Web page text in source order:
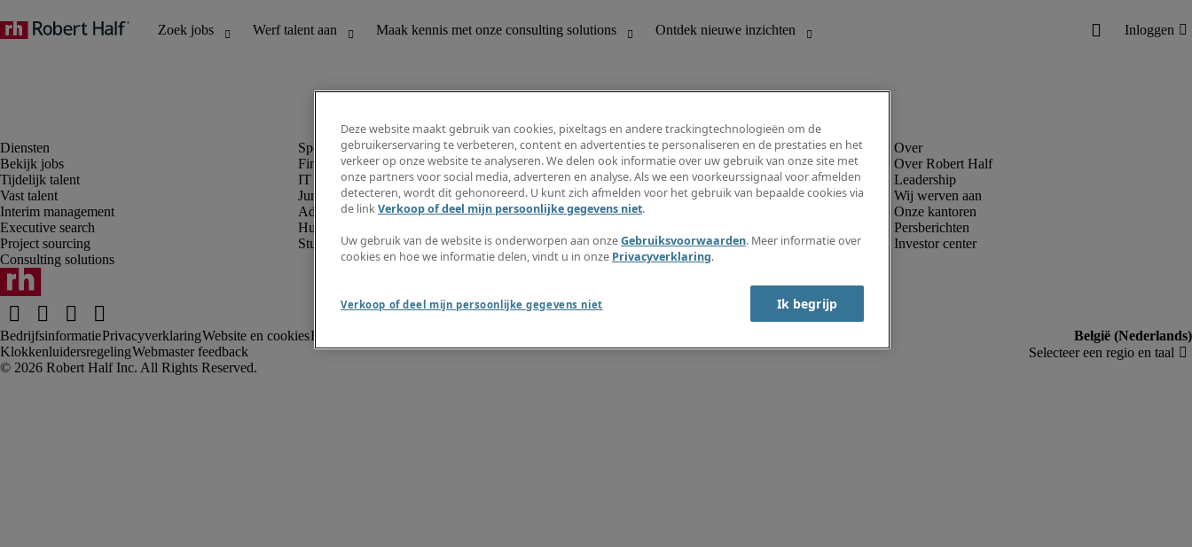
Bekijk jobs
Tijdelijk talent
Vast talent
Interim management
Executive search
Project sourcing
Consulting solutions
Finance en boekhouding
IT en digital
Juridisch
Administratie en office support
Human resources
Student
Ontdek nieuwe inzichten
Jobomschrijvingen
Salarisgids
Timesheets
Maak een jobalert aan
Informatiecentrum
Over Robert Half
Leadership
Wij werven aan
Onze kantoren
Persberichten
Investor center
BedrijfsinformatiePrivacyverklaringWebsite en cookiesRekruteringsvoorwaarden
KlokkenluidersregelingWebmaster feedback
Deze website maakt gebruik van cookies, pixeltags en andere trackingtechnologieën om de
gebruikerservaring te verbeteren, content en advertenties te personaliseren en de prestaties en het
verkeer op onze website te analyseren. We delen ook informatie over uw gebruik van onze site met
onze partners voor social media, adverteren en analyse. Als we een voorkeurssignaal voor afmelden
detecteren, wordt dit gehonoreerd. U kunt zich afmelden voor het gebruik van bepaalde cookies via
de linkVerkoop of deel mijn persoonlijke gegevens niet.
Uw gebruik van de website is onderworpen aan onzeGebruiksvoorwaarden. Meer informatie over
cookies en hoe we informatie delen, vindt u in onze Privacyverklaring.
Verkoop of deel mijn persoonlijke gegevens niet Ik begrijp